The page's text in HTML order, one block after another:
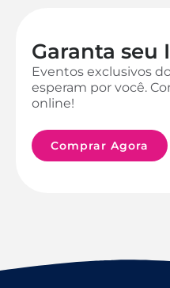
Garanta seu
Eventos exclusivos
esperam por você.
online!
Comprar Agora